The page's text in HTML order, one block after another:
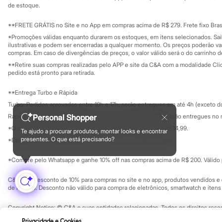
Minecraft
Patrulha Canina
Sonic
Stitch
Beleza
Kits
Perfumes árabes
Novidades
Cabelos
Condicionador
Escovas e Pentes
Finalizadores
Shampoo
Tratamento
Cuidados com o corpo
Protetor solar
Tratamento
Cuidados com o rosto
Esfoliante
Hidratante
Protetor solar
Personal Shopper
Te ajudo a procurar produtos, montar looks e encontrar
presentes. O que está precisando?
Investidores
Privacidade
Configuração de cookies
Minha privacidade
Educação
Formas de pagamento
de estoque.
**FRETE GRÁTIS no Site e no App em compras acima de R$ 279. Frete fixo
*Promoções válidas enquanto durarem os estoques, em itens selecionados.
ilustrativas e podem ser encerradas a qualquer momento. Os preços poderão
compras. Em caso de divergências de preços, o valor válido será o do carrinho
**Retire suas compras realizadas pelo APP e site da C&A com a modalidade
pedido está pronto para retirada.
**Entrega Turbo e Rápida
Turbo: Pedidos aprovados entre 10h e 17h, serão entregues em até 4h (exceto
Rápida: Pedidos com os pagamentos aprovados até as 10h, serão entregues
*O valor do frete para o turbo é R$ 24,99 e para a rápida é R$ 14,99.
*Essa condição ainda não estará disponível em todas as lojas.
*Compre pelo Whatsapp e ganhe 10% off nas compras acima de R$ 200.
C&A Pay: desconto de 10% para compras no site e no app, produtos vendidos
de R$ 400. Desconto não válido para compra de eletrônicos, smartwatch e
Copyright Notice: © C&A e suas entidades relacionadas. Todos os direitos